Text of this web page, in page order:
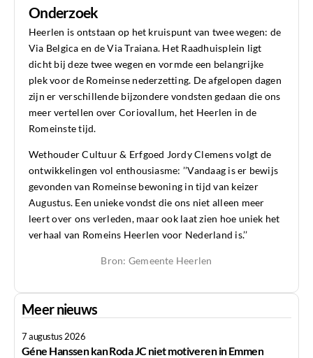
Onderzoek
Heerlen is ontstaan op het kruispunt van twee wegen: de
Via Belgica en de Via Traiana. Het Raadhuisplein ligt
dicht bij deze twee wegen en vormde een belangrijke
plek voor de Romeinse nederzetting. De afgelopen dagen
zijn er verschillende bijzondere vondsten gedaan die ons
meer vertellen over Coriovallum, het Heerlen in de
Romeinste tijd.
Wethouder Cultuur & Erfgoed Jordy Clemens volgt de
ontwikkelingen vol enthousiasme: ’’Vandaag is er bewijs
gevonden van Romeinse bewoning in tijd van keizer
Augustus. Een unieke vondst die ons niet alleen meer
leert over ons verleden, maar ook laat zien hoe uniek het
verhaal van Romeins Heerlen voor Nederland is.’’
Bron: Gemeente Heerlen
Meer nieuws
7 augustus 2026
Géne Hanssen kan Roda JC niet motiveren in Emmen